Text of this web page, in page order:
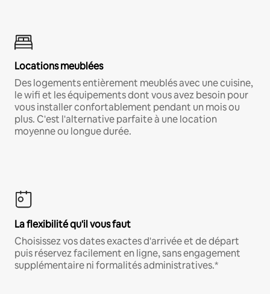
Locations meublées
Des logements entièrement meublés avec une cuisine,
le wifi et les équipements dont vous avez besoin pour
vous installer confortablement pendant un mois ou
plus. C'est l'alternative parfaite à une location
moyenne ou longue durée.
La flexibilité qu'il vous faut
Choisissez vos dates exactes d'arrivée et de départ
puis réservez facilement en ligne, sans engagement
supplémentaire ni formalités administratives.*